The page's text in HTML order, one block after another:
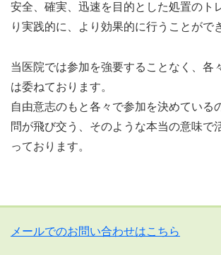
安全、確実、迅速を目的とした処置のト
り実践的に、より効果的に行うことがで
当医院では参加を強要することなく、各
は委ねております。
自由意志のもと各々で参加を決めている
問が飛び交う、そのような本当の意味で
っております。
メールでのお問い合わせはこちら